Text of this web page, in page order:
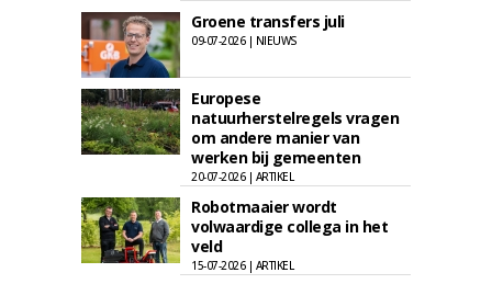
Groene transfers juli
09-07-2026 | NIEUWS
Europese
natuurherstelregels vragen
om andere manier van
werken bij gemeenten
20-07-2026 | ARTIKEL
Robotmaaier wordt
volwaardige collega in het
veld
15-07-2026 | ARTIKEL